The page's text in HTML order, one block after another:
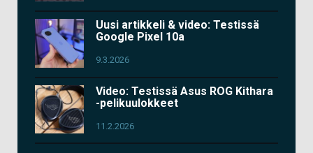
Uusi artikkeli & video: Testissä
Google Pixel 10a
9.3.2026
Video: Testissä Asus ROG Kithara
-pelikuulokkeet
11.2.2026